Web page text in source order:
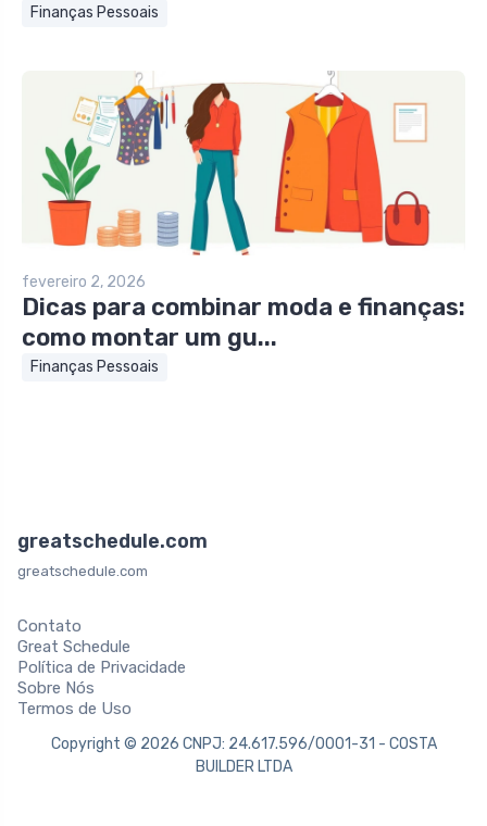
Finanças Pessoais
fevereiro 2, 2026
Dicas para combinar moda e finanças:
como montar um gu...
Finanças Pessoais
greatschedule.com
greatschedule.com
Contato
Great Schedule
Política de Privacidade
Sobre Nós
Termos de Uso
Copyright © 2026 CNPJ: 24.617.596/0001-31 - COSTA
BUILDER LTDA